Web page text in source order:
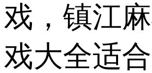
戏，镇江
戏大全适